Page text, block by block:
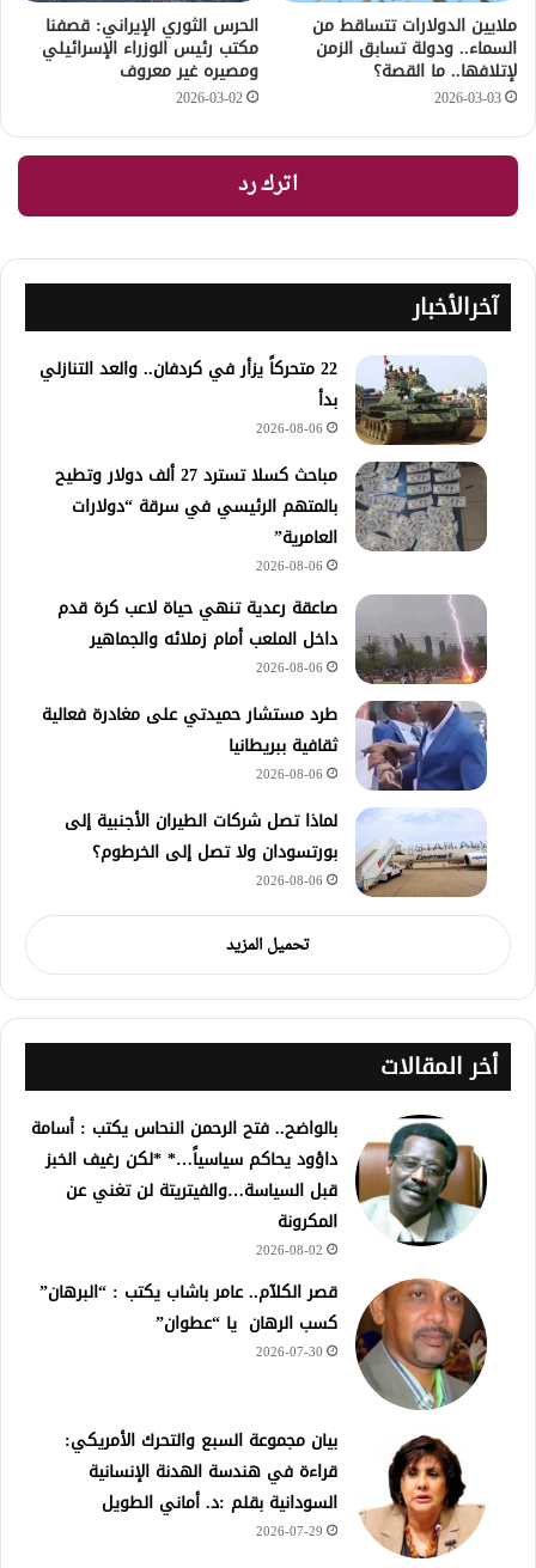
ملايين الدولارات تتساقط من
السماء.. ودولة تسابق الزمن
لإتلافها.. ما القصة؟
2026-03-03
الحرس الثوري الإيراني: قصفنا
مكتب رئيس الوزراء الإسرائيلي
ومصيره غير معروف
2026-03-02
اترك رد
آخرالأخبار
22 متحركاً يزأر في كردفان.. والعد التنازلي
بدأ
2026-08-06
مباحث كسلا تسترد 27 ألف دولار وتطيح
بالمتهم الرئيسي في سرقة “دولارات
العامرية”
2026-08-06
صاعقة رعدية تنهي حياة لاعب كرة قدم
داخل الملعب أمام زملائه والجماهير
2026-08-06
طرد مستشار حميدتي على مغادرة فعالية
ثقافية ببريطانيا
2026-08-06
لماذا تصل شركات الطيران الأجنبية إلى
بورتسودان ولا تصل إلى الخرطوم؟
2026-08-06
تحميل المزيد
أخر المقالات
بالواضح.. فتح الرحمن النحاس يكتب : أسامة
داؤود يحاكم سياسياً…* *لكن رغيف الخبز
قبل السياسة…والفيتريتة لن تغني عن
المكرونة
2026-08-02
قصر الكلآم.. عامر باشاب يكتب : “البرهان”
كسب الرهان يا “عطوان”
2026-07-30
بيان مجموعة السبع والتحرك الأمريكي:
قراءة في هندسة الهدنة الإنسانية
السودانية بقلم :د. أماني الطويل
2026-07-29